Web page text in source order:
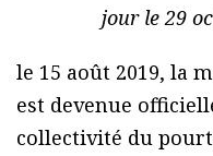
jour le 29
le 15 août 2019, la
est devenue
collectivité du